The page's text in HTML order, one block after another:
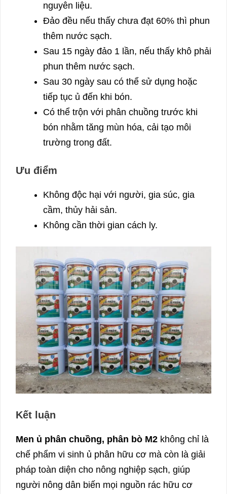
nguyên liệu.
Đảo đều nếu thấy chưa đạt 60% thì phun
thêm nước sạch.
Sau 15 ngày đảo 1 lần, nếu thấy khô phải
phun thêm nước sạch.
Sau 30 ngày sau có thể sử dụng hoặc
tiếp tục ủ đến khi bón.
Có thể trộn với phân chuồng trước khi
bón nhằm tăng mùn hóa, cải tạo môi
trường trong đất.
Ưu điểm
Không độc hại với người, gia súc, gia
cầm, thủy hải sản.
Không cần thời gian cách ly.
Kết luận
Men ủ phân chuồng, phân bò M2 không chỉ là
chế phẩm vi sinh ủ phân hữu cơ mà còn là giải
pháp toàn diện cho nông nghiệp sạch, giúp
người nông dân biến mọi nguồn rác hữu cơ